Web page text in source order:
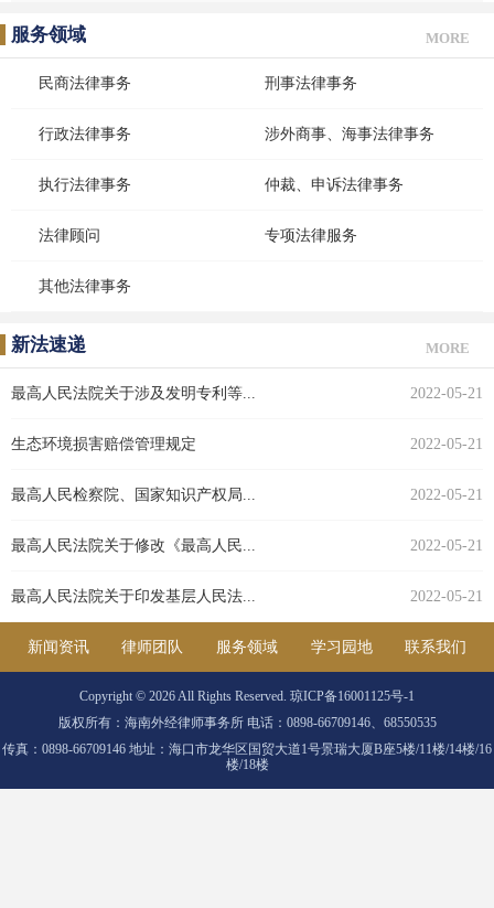
服务领域 MORE
民商法律事务 刑事法律事务
行政法律事务 涉外商事、海事法律事务
执行法律事务 仲裁、申诉法律事务
法律顾问 专项法律服务
其他法律事务
新法速递 MORE
最高人民法院关于涉及发明专利等... 2022-05-21
生态环境损害赔偿管理规定 2022-05-21
最高人民检察院、国家知识产权局... 2022-05-21
最高人民法院关于修改《最高人民... 2022-05-21
最高人民法院关于印发基层人民法... 2022-05-21
新闻资讯 律师团队 服务领域 学习园地 联系我们
Copyright © 2026 All Rights Reserved. 琼ICP备16001125号-1
版权所有：海南外经律师事务所 电话：0898-66709146、68550535
传真：0898-66709146 地址：海口市龙华区国贸大道1号景瑞大厦B座5楼/11楼/14楼/16
楼/18楼